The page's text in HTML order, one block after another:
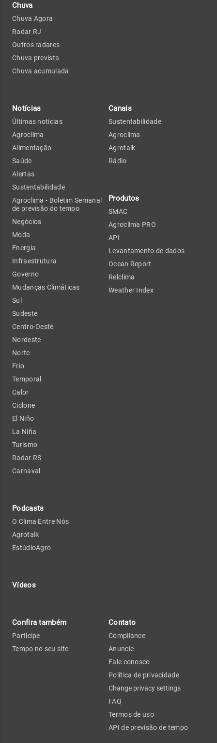
Chuva
Chuva Agora
Radar RJ
Outros radares
Chuva prevista
Chuva acumulada
Notícias
Últimas notícias
Agroclima
Alimentação
Saúde
Alertas
Sustentabilidade
Agroclima - Boletim Semanal
de previsão do tempo
Negócios
Moda
Energia
Infraestrutura
Governo
Mudanças Climáticas
Sul
Sudeste
Centro-Oeste
Nordeste
Norte
Frio
Temporal
Calor
Ciclone
El Niño
La Niña
Turismo
Radar RS
Carnaval
Podcasts
O Clima Entre Nós
Agrotalk
EstúdioAgro
Vídeos
Canais
Sustentabilidade
Agroclima
Agrotalk
Rádio
Produtos
SMAC
Agroclima PRO
API
Levantamento de dados
Ocean Report
Relclima
Weather Index
Confira também
Participe
Tempo no seu site
Contato
Compliance
Anuncie
Fale conosco
Política de privacidade
Change privacy settings
FAQ
Termos de uso
API de previsão de tempo